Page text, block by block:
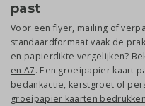
past
Voor een flyer, mailing of
standaardformaat vaak de
en papierdikte vergelijken?
en A7. Een groeipapier kaart
bedankactie, kerstgroet of
groeipapier kaarten bedrukken